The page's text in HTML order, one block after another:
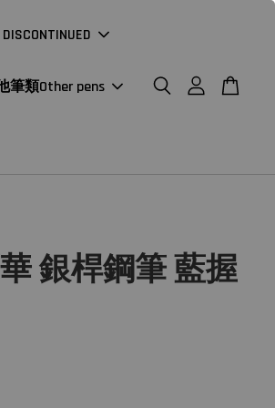
筆類Other pens
銀桿鋼筆 藍握